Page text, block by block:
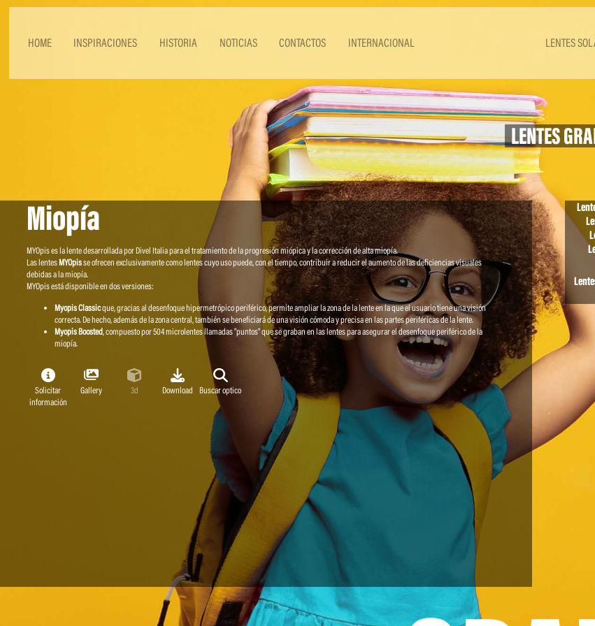
HOME INSPIRACIONES HISTORIA NOTICIAS CONTACTOS INTERNACIONAL LENTES
LENTES
Miopía
MYOpis es la lente desarrollada por Divel Italia para el tratamiento de la progresión miópica y la corrección de alta miopía.
Las lentesMYOpisse ofrecen exclusivamente como lentes cuyo uso puede, con el tiempo, contribuir a reducir el aumento de las deficiencias visuales
debidas a la miopía.
MYOpis está disponible en dos versiones:
Myopis Classicque, gracias al desenfoque hipermetrópico periférico, permite ampliar la zona de la lente en la que el usuario tiene una visión
correcta. De hecho, además de la zona central, también se beneficiará de una visión cómoda y precisa en las partes periféricas de la lente.
Myopis Boosted, compuesto por 504 microlentes llamadas "puntos" que se graban en las lentes para asegurar el desenfoque periférico de la
miopía.
Solicitar
información
Gallery 3d Download Buscar optico